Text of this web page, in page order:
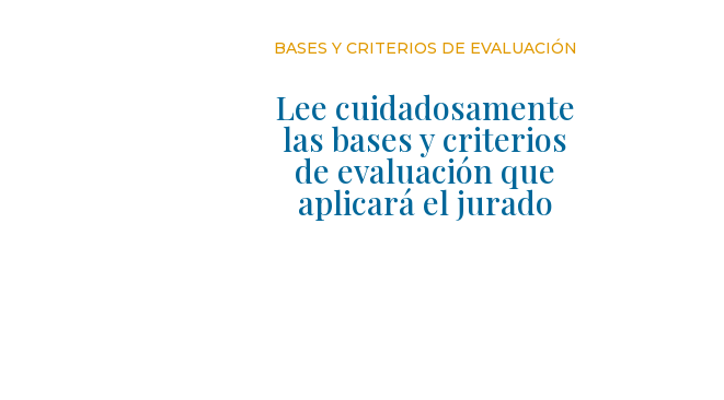
BASES Y CRITERIOS DE EVALUACIÓN
Lee cuidadosamente
las bases y criterios
de evaluación que
aplicará el jurado